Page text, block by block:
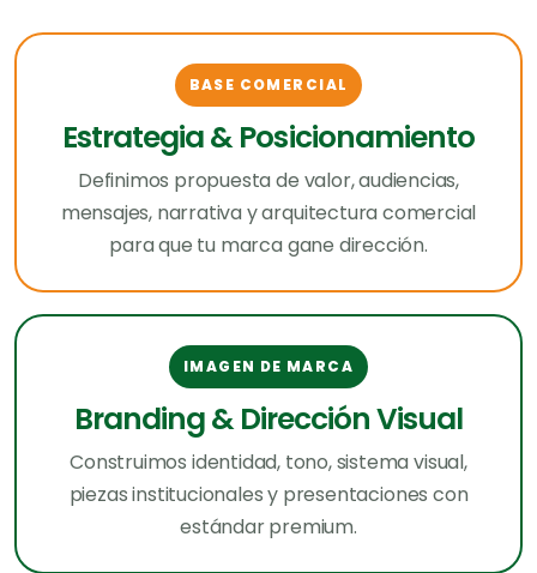
BASE COMERCIAL
Estrategia & Posicionamiento
Definimos propuesta de valor, audiencias,
mensajes, narrativa y arquitectura comercial
para que tu marca gane dirección.
IMAGEN DE MARCA
Branding & Dirección Visual
Construimos identidad, tono, sistema visual,
piezas institucionales y presentaciones con
estándar premium.